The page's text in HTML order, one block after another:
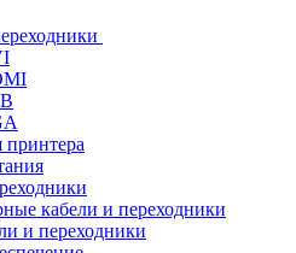
принтера
кабели и переходники
и переходники